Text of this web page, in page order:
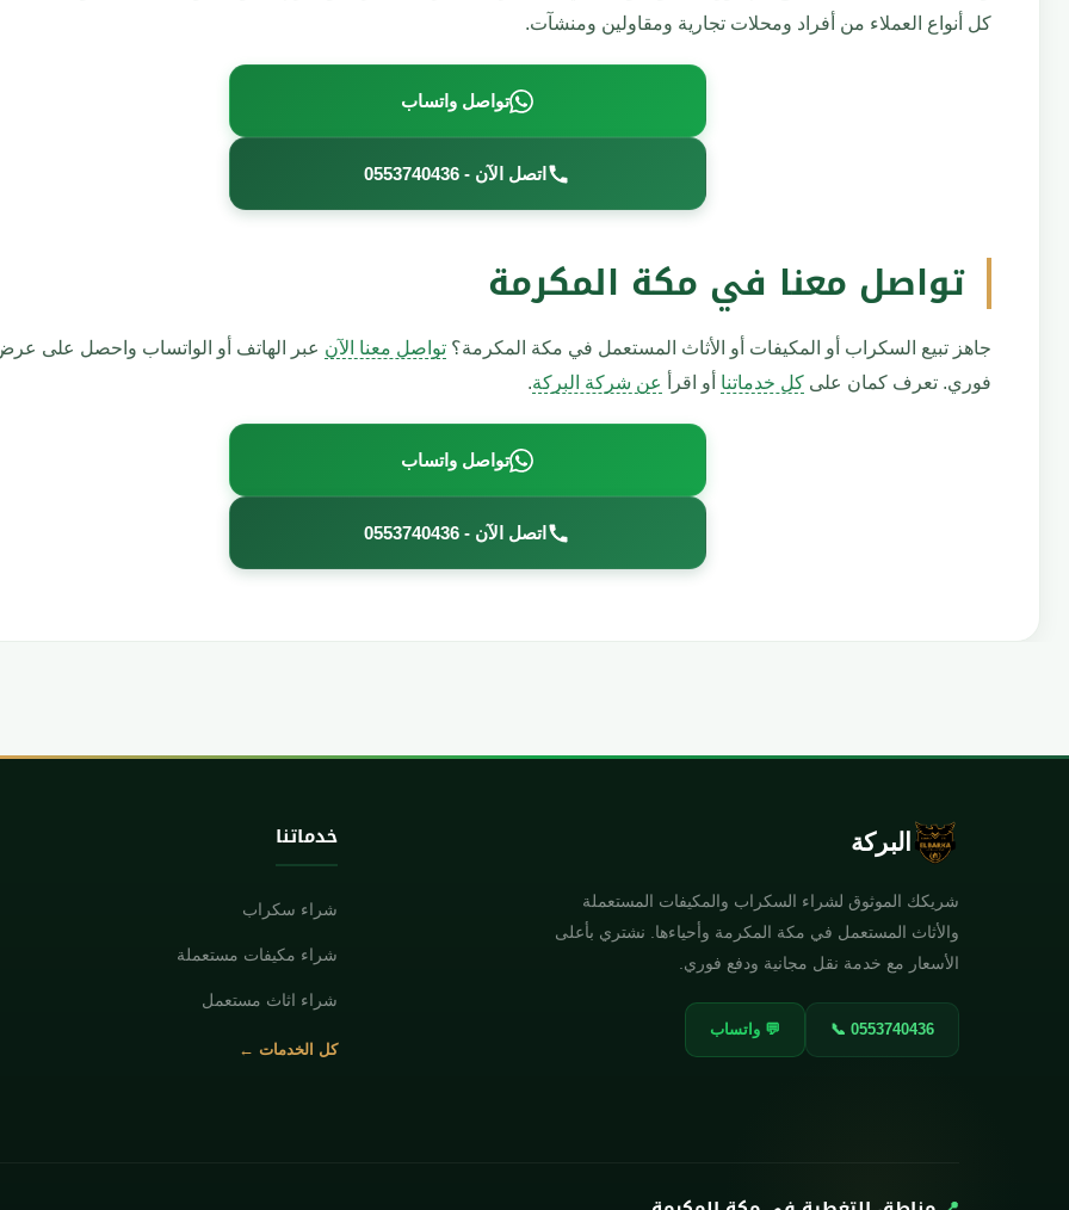
كل أنواع العملاء من أفراد ومحلات تجارية ومقاولين ومنشآت.
تواصل واتساب
اتصل الآن - 0553740436
تواصل معنا في مكة المكرمة
جاهز تبيع السكراب أو المكيفات أو الأثاث المستعمل في مكة المكرمة؟ تواصل معنا الآن عبر الهاتف أو الواتساب واحصل على
فوري. تعرف كمان على كل خدماتنا أو اقرأ عن شركة البركة.
تواصل واتساب
اتصل الآن - 0553740436
البركة
شريكك الموثوق لشراء السكراب والمكيفات المستعملة
والأثاث المستعمل في مكة المكرمة وأحياءها. نشتري بأعلى
الأسعار مع خدمة نقل مجانية ودفع فوري.
📞 0553740436 💬 واتساب
خدماتنا
شراء سكراب
شراء مكيفات مستعملة
شراء اثاث مستعمل
كل الخدمات ←